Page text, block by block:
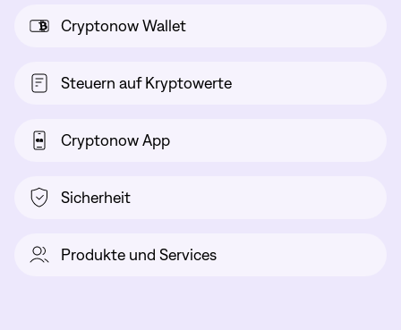
Cryptonow Wallet
Steuern auf Kryptowerte
Cryptonow App
Sicherheit
Produkte und Services